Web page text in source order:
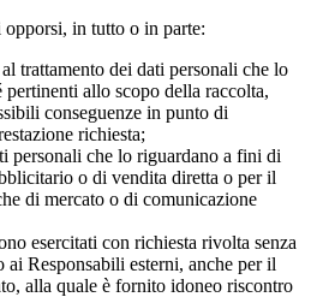
opporsi, in tutto o in parte:
trattamento dei dati personali che lo
pertinenti allo scopo della raccolta,
conseguenze in punto di
richiesta;
personali che lo riguardano a fini di
o di vendita diretta o per il
di mercato o di comunicazione
esercitati con richiesta rivolta senza
Responsabili esterni, anche per il
alla quale è fornito idoneo riscontro